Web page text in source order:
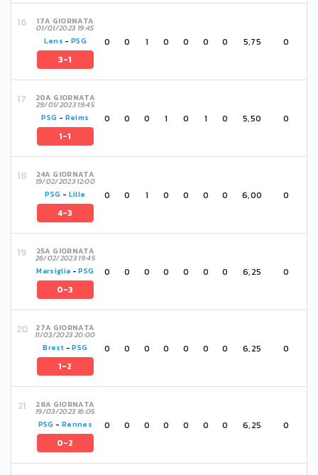
17A GIORNATA
01/01/2023 19:45
Lens -PSG
3-1
0 0 1 0 0 0 0 5,75 0
20A GIORNATA
29/01/2023 19:45
PSG - Reims
1-1
0 0 0 1 0 1 0 5,50 0
24A GIORNATA
19/02/2023 12:00
PSG - Lille
4-3
0 0 1 0 0 0 0 6,00 0
25A GIORNATA
26/02/2023 19:45
Marsiglia -PSG
0-3
0 0 0 0 0 0 0 6,25 0
27A GIORNATA
11/03/2023 20:00
Brest -PSG
1-2
0 0 0 0 0 0 0 6,25 0
28A GIORNATA
19/03/2023 16:05
PSG - Rennes
0-2
0 0 0 0 0 0 0 6,25 0